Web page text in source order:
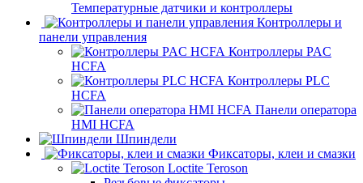
Температурные датчики и контроллеры
Контроллеры и
панели управления
Контроллеры PAC
HCFA
Контроллеры PLC
HCFA
Панели оператора
HMI HCFA
Шпиндели
Фиксаторы, клеи и смазки
Loctite Teroson